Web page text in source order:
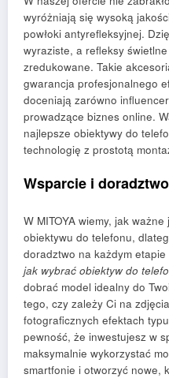
wyróżniają się wysoką
powłoki antyrefleksyjnej.
wyraziste, a refleksy
zredukowane. Takie
gwarancja profesjonalnego
doceniają zarówno
prowadzące biznes online.
najlepsze obiektywy do
technologię z prostotą
Wsparcie i
W MITOYA wiemy, jak
obiektywu do telefonu,
doradztwo na każdym
jak wybrać obiektyw do
dobrać model idealny do
tego, czy zależy Ci na
fotograficznych efektach
pewność, że inwestujesz w
maksymalnie wykorzystać
smartfonie i otworzyć nowe,